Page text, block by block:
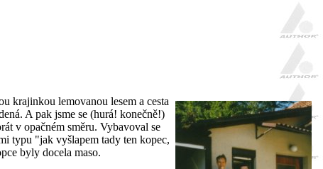
krajinkou lemovanou lesem a cesta
A pak jsme se (hurá! konečně!)
v opačném směru. Vybavoval se
typu "jak vyšlapem tady ten kopec,
byly docela maso.